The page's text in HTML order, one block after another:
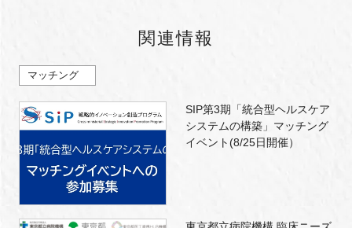
関連情報
マッチング
SIP第3期「統合型ヘルスケア
システムの構築」マッチング
イベント(8/25日開催）